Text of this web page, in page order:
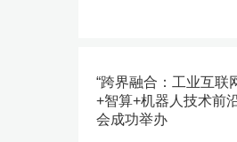
“跨界融合：工业互联
+智算+机器人技术前
会成功举办